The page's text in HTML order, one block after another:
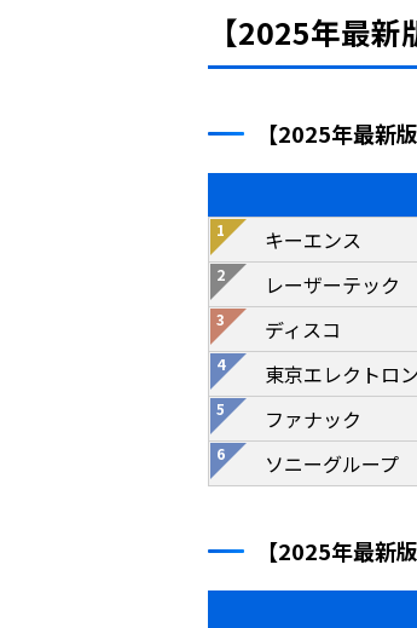
【2025年最
【2025年最新
キーエンス
レーザーテック
ディスコ
東京エレクトロン
ファナック
ソニーグループ
【2025年最新